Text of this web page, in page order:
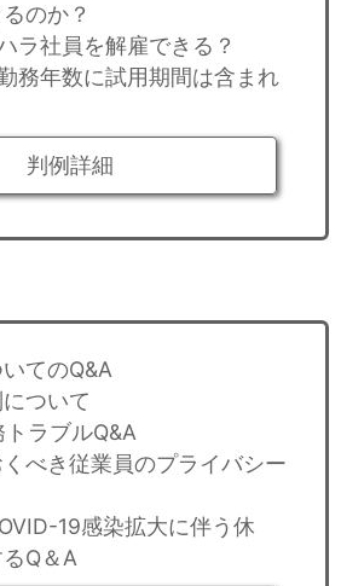
のか？
社員を解雇できる？
務年数に試用期間は含まれ
判例詳細
てのQ&A
ついて
ラブルQ&A
べき従業員のプライバシー
19感染拡大に伴う休
Q＆A